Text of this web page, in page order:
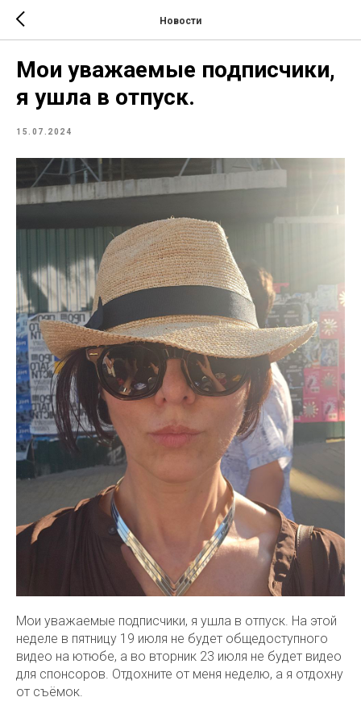
Новости
Мои уважаемые подписчики,
я ушла в отпуск.
15.07.2024
Мои уважаемые подписчики, я ушла в отпуск. На этой
неделе в пятницу 19 июля не будет общедоступного
видео на ютюбе, а во вторник 23 июля не будет видео
для спонсоров. Отдохните от меня неделю, а я отдохну
от съёмок.